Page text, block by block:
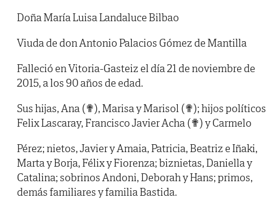
Doña María Luisa Landaluce Bilbao
Viuda de don Antonio Palacios Gómez de Mantilla
Falleció en Vitoria-Gasteiz el día 21 de noviembre de
2015, a los 90 años de edad.
Sus hijas, Ana (✟), Marisa y Marisol (✟); hijos políticos
Felix Lascaray, Francisco Javier Acha (✟) y Carmelo
Pérez; nietos, Javier y Amaia, Patricia, Beatriz e Iñaki,
Marta y Borja, Félix y Fiorenza; biznietas, Daniella y
Catalina; sobrinos Andoni, Deborah y Hans; primos,
demás familiares y familia Bastida.